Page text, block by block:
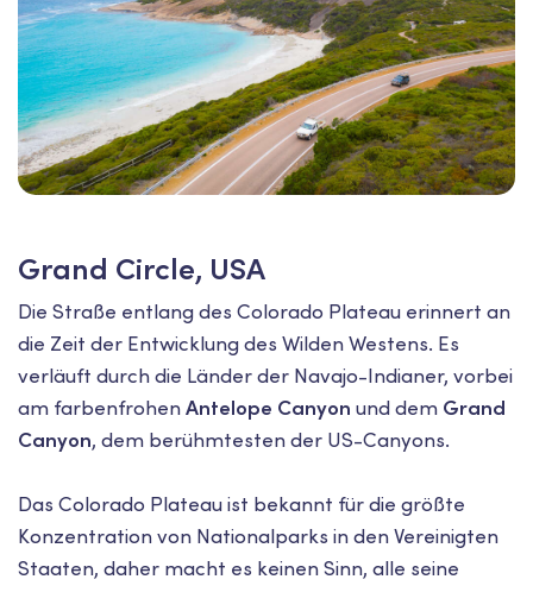
Grand Circle, USA
Die Straße entlang des Colorado Plateau erinnert an
die Zeit der Entwicklung des Wilden Westens. Es
verläuft durch die Länder der Navajo-Indianer, vorbei
am farbenfrohenAntelope Canyon und dem Grand
Canyon, dem berühmtesten der US-Canyons.
Das Colorado Plateau ist bekannt für die größte
Konzentration von Nationalparks in den Vereinigten
Staaten, daher macht es keinen Sinn, alle seine